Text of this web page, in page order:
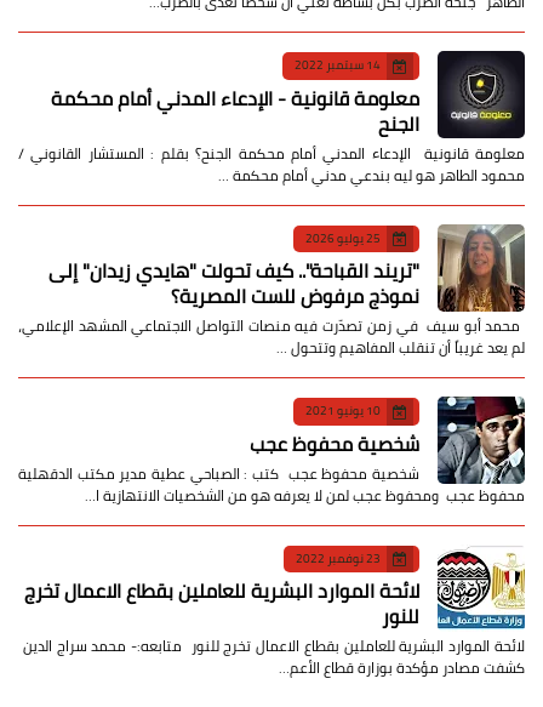
14 سبتمبر 2022
معلومة قانونية - الإدعاء المدني أمام محكمة
الجنح
معلومة قانونية الإدعاء المدني أمام محكمة الجنح؟ بقلم : المستشار القانوني /
محمود الطاهر هو ليه بندعي مدني أمام محكمة …
25 يوليو 2026
​"تريند القباحة".. كيف تحولت "هايدي زيدان" إلى
نموذج مرفوض للست المصرية؟
​ محمد أبو سيف ​في زمن تصدّرت فيه منصات التواصل الاجتماعي المشهد الإعلامي،
لم يعد غريباً أن تنقلب المفاهيم وتتحول …
10 يونيو 2021
شخصية محفوظ عجب
شخصية محفوظ عجب كتب : الصباحي عطية مدير مكتب الدقهلية
محفوظ عجب ومحفوظ عجب لمن لا يعرفه هو من الشخصيات الانتهازية ا…
23 نوفمبر 2022
لائحة الموارد البشرية للعاملين بقطاع الاعمال تخرج
للنور
لائحة الموارد البشرية للعاملين بقطاع الاعمال تخرج للنور متابعه:- محمد سراج الدين
كشفت مصادر مؤكدة بوزارة قطاع الأعم…